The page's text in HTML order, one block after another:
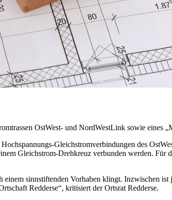
OstWest- und NordWestLink sowie eines
Gleichstromverbindungen des
Gleichstrom-Drehkreuz verbunden werden.
sinnstiftenden Vorhaben klingt. Inzwischen
Redderse“, kritisiert der Ortsrat Redderse.